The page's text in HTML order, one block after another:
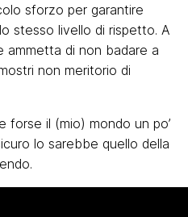
sforzo per garantire
stesso livello di rispetto. A
ammetta di non badare a
non meritorio di
forse il (mio) mondo un po’
lo sarebbe quello della